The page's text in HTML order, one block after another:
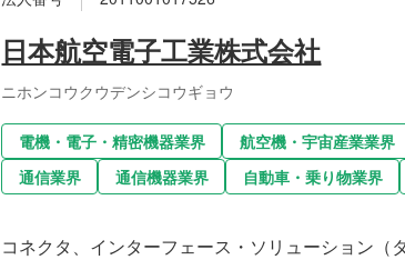
日本航空電子工業株式会社
ニホンコウクウデンシコウギョウ
電機・電子・精密機器業界 航空機・宇宙産業業界
通信業界
通信機器業界 自動車・乗り物業界
コネクタ、インターフェース・ソリューション